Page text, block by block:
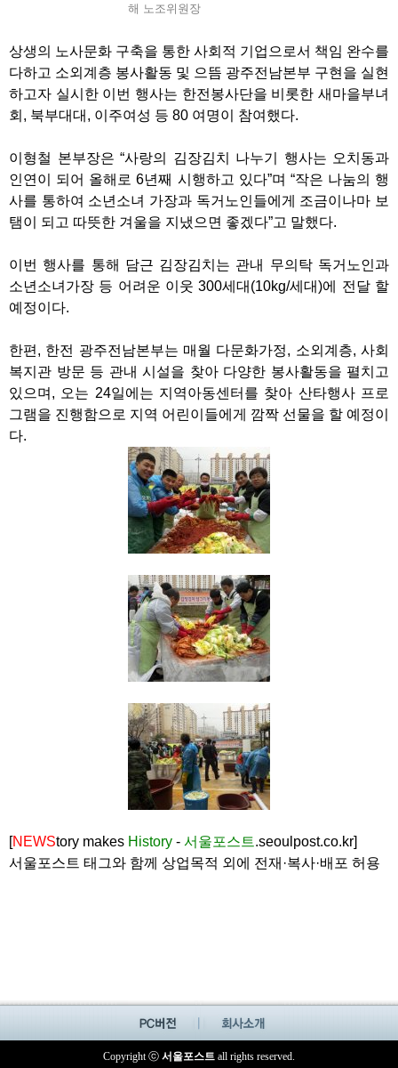
해 노조위원장
상생의 노사문화 구축을 통한 사회적 기업으로서 책임 완수를
다하고 소외계층 봉사활동 및 으뜸 광주전남본부 구현을 실현
하고자 실시한 이번 행사는 한전봉사단을 비롯한 새마을부녀
회, 북부대대, 이주여성 등 80 여명이 참여했다.
이형철 본부장은 “사랑의 김장김치 나누기 행사는 오치동과
인연이 되어 올해로 6년째 시행하고 있다”며 “작은 나눔의 행
사를 통하여 소년소녀 가장과 독거노인들에게 조금이나마 보
탬이 되고 따뜻한 겨울을 지냈으면 좋겠다”고 말했다.
이번 행사를 통해 담근 김장김치는 관내 무의탁 독거노인과
소년소녀가장 등 어려운 이웃 300세대(10kg/세대)에 전달 할
예정이다.
한편, 한전 광주전남본부는 매월 다문화가정, 소외계층, 사회
복지관 방문 등 관내 시설을 찾아 다양한 봉사활동을 펼치고
있으며, 오는 24일에는 지역아동센터를 찾아 산타행사 프로
그램을 진행함으로 지역 어린이들에게 깜짝 선물을 할 예정이
다.
[NEWStory makes History - 서울포스트.seoulpost.co.kr]
서울포스트 태그와 함께 상업목적 외에 전재·복사·배포 허용
Copyright ⓒ 서울포스트 all rights reserved.